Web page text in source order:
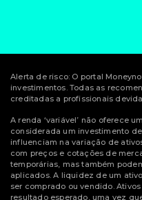
Alerta de risco: O portal
investimentos. Todas as
creditadas a profissionais
A renda ‘variável’ não oferece
considerada um investimento
influenciam na variação de
com preços e cotações de
temporárias, mas também
aplicados. A liquidez de um
ser comprado ou vendido.
resultado esperado, uma vez